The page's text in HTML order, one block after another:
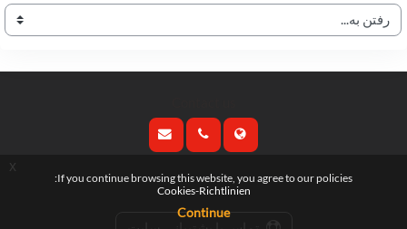
رفتن به...
Follow us
If you continue browsing this website, you agree to our policies:
Cookies-Richtlinien
Continue
x